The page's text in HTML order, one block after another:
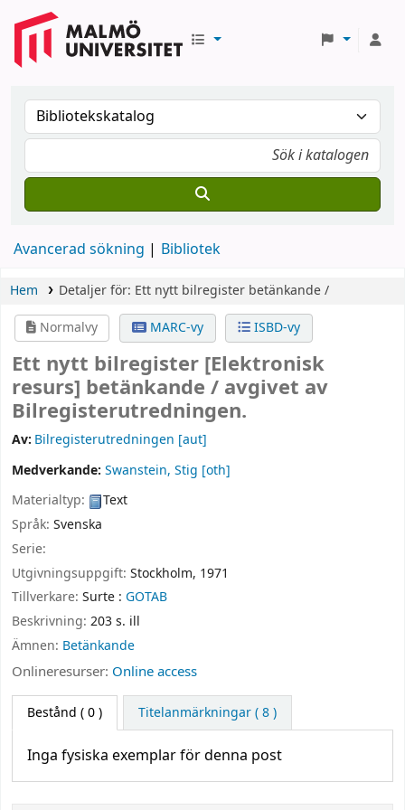
Avancerad sökning Bibliotek
Hem Detaljer för: Ett nytt bilregister betänkande /
Normalvy
MARC-vy ISBD-vy
Ett nytt bilregister [Elektronisk
resurs] betänkande / avgivet av
Bilregisterutredningen.
Av: Bilregisterutredningen [aut]
Medverkande: Swanstein, Stig [oth]
Materialtyp:
Text
Språk: Svenska
Serie:
Utgivningsuppgift: Stockholm, 1971
Tillverkare: Surte : GOTAB
Beskrivning: 203 s. ill
Ämnen: Betänkande
Onlineresurser: Online access
Bestånd ( 0 ) Titelanmärkningar ( 8 )
Inga fysiska exemplar för denna post